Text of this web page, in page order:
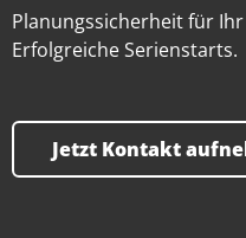
Planungssicherheit für
Erfolgreiche Serienstarts.
Jetzt Kontakt